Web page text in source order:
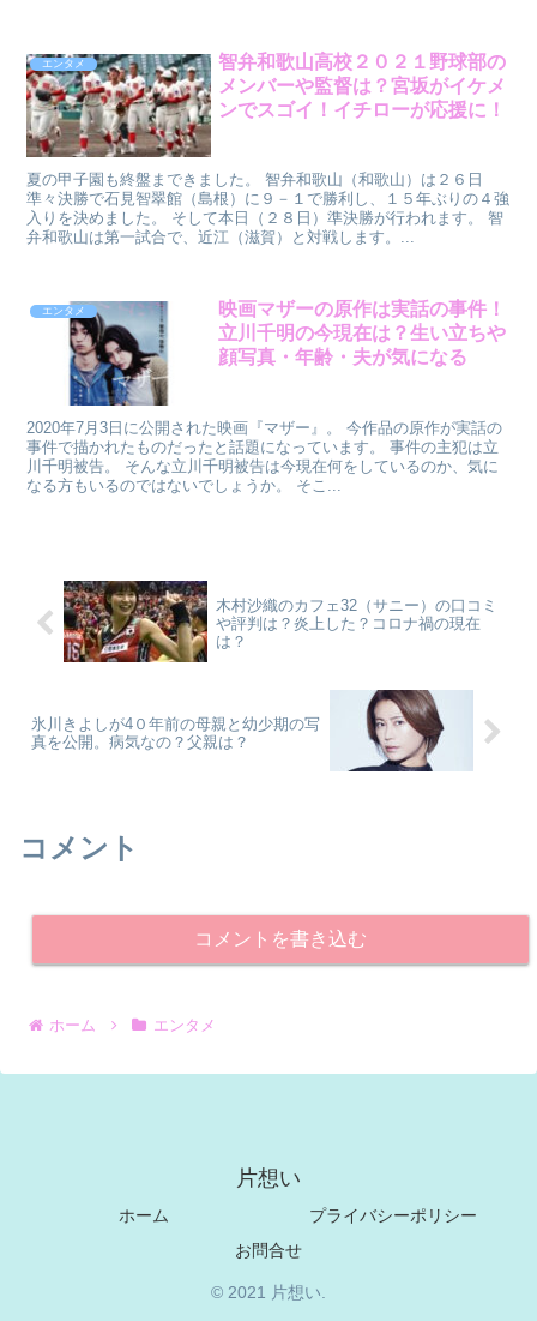
エンタメ
智弁和歌山高校２０２１野球部の
メンバーや監督は？宮坂がイケメ
ンでスゴイ！イチローが応援に！
夏の甲子園も終盤まできました。 智弁和歌山（和歌山）は２６日
準々決勝で石見智翠館（島根）に９－１で勝利し、１５年ぶりの４強
入りを決めました。 そして本日（２８日）準決勝が行われます。 智
弁和歌山は第一試合で、近江（滋賀）と対戦します。...
エンタメ
映画マザーの原作は実話の事件！
立川千明の今現在は？生い立ちや
顔写真・年齢・夫が気になる
2020年7月3日に公開された映画『マザー』。 今作品の原作が実話の
事件で描かれたものだったと話題になっています。 事件の主犯は立
川千明被告。 そんな立川千明被告は今現在何をしているのか、気に
なる方もいるのではないでしょうか。 そこ...
木村沙織のカフェ32（サニー）の口コミ
や評判は？炎上した？コロナ禍の現在
は？
氷川きよしが4０年前の母親と幼少期の写
真を公開。病気なの？父親は？
コメント
コメントを書き込む
ホーム エンタメ
片想い
ホーム
プライバシーポリシー
お問合せ
© 2021 片想い.